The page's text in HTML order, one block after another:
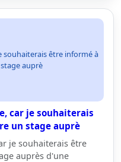
souhaiterais être informé à
auprè
car je souhaiterais
un stage auprè
je souhaiterais être
auprès d'une